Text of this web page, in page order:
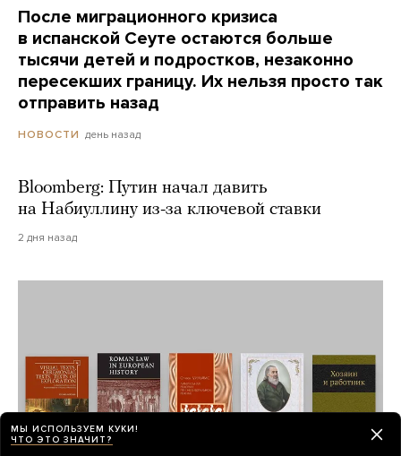
После миграционного кризиса
в испанской Сеуте остаются больше
тысячи детей и подростков, незаконно
пересекших границу. Их нельзя просто так
отправить назад
НОВОСТИ день назад
Bloomberg: Путин начал давить
на Набиуллину из-за ключевой ставки
2 дня назад
МЫ ИСПОЛЬЗУЕМ КУКИ!
ЧТО ЭТО ЗНАЧИТ?